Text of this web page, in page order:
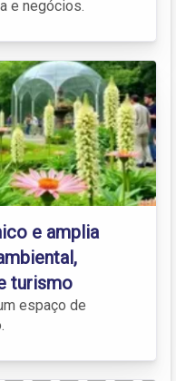
e negócios.
e amplia
turismo
espaço de